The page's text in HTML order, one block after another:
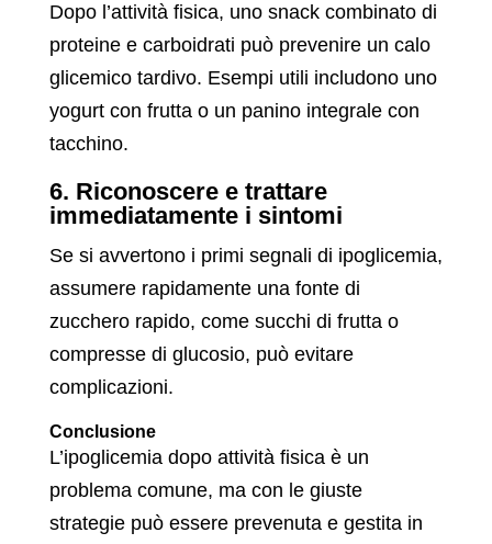
Dopo l’attività fisica, uno snack combinato di
proteine e carboidrati può prevenire un calo
glicemico tardivo. Esempi utili includono uno
yogurt con frutta o un panino integrale con
tacchino.
6. Riconoscere e trattare
immediatamente i sintomi
Se si avvertono i primi segnali di ipoglicemia,
assumere rapidamente una fonte di
zucchero rapido, come succhi di frutta o
compresse di glucosio, può evitare
complicazioni.
Conclusione
L’ipoglicemia dopo attività fisica è un
problema comune, ma con le giuste
strategie può essere prevenuta e gestita in